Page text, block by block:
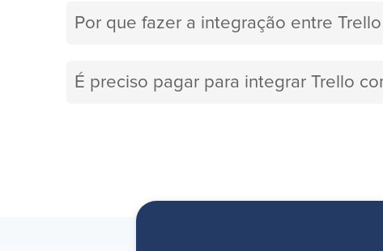
Por que fazer a integração entre
É preciso pagar para integrar Trello